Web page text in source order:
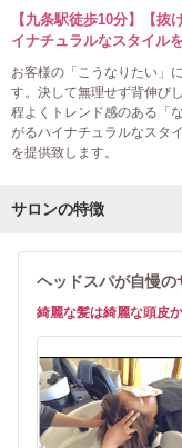
【九条駅徒歩10分】【
イナチュラルなスタイル
お客様の「こうなりたい」
す。決して無理せず背伸び
程よくトレンド感のある「
がるハイナチュラルなスタ
を提供致します。
サロンの特徴
ヘッドスパが自慢の
綺麗な髪は綺麗な頭皮か